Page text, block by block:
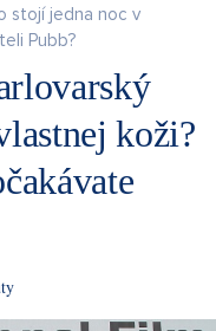
stojí jedna noc v
Pubb?
koži?